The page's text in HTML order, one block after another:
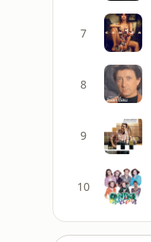
7
8
9
10